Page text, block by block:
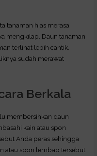
tanaman hias merasa
mengkilap. Daun tanaman
terlihat lebih cantik.
sudah merawat
Berkala
membersihkan daun
kain atau spon
Anda peras sehingga
atau spon lembap tersebut